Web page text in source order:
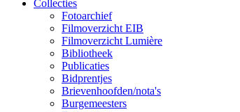
Collecties
Fotoarchief
Filmoverzicht EIB
Filmoverzicht Lumière
Bibliotheek
Publicaties
Bidprentjes
Brievenhoofden/nota's
Burgemeesters